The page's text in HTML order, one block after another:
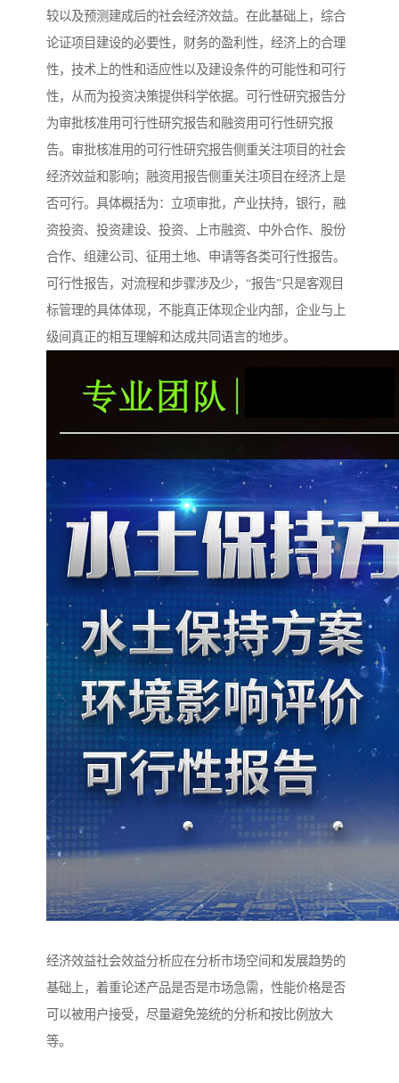
较以及预测建成后的社会经济效益。在此基础上，综合
论证项目建设的必要性，财务的盈利性，经济上的合理
性，技术上的性和适应性以及建设条件的可能性和可行
性，从而为投资决策提供科学依据。可行性研究报告分
为审批核准用可行性研究报告和融资用可行性研究报
告。审批核准用的可行性研究报告侧重关注项目的社会
经济效益和影响；融资用报告侧重关注项目在经济上是
否可行。具体概括为：立项审批，产业扶持，银行，融
资投资、投资建设、投资、上市融资、中外合作、股份
合作、组建公司、征用土地、申请等各类可行性报告。
可行性报告，对流程和步骤涉及少，“报告”只是客观目
标管理的具体体现，不能真正体现企业内部，企业与上
级间真正的相互理解和达成共同语言的地步。
经济效益社会效益分析应在分析市场空间和发展趋势的
基础上，着重论述产品是否是市场急需，性能价格是否
可以被用户接受，尽量避免笼统的分析和按比例放大
等。